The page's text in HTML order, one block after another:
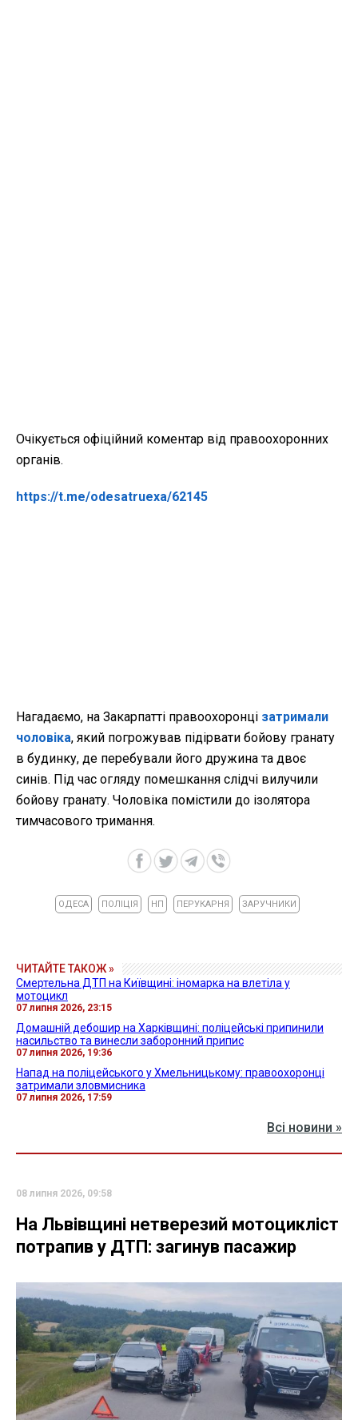
Очікується офіційний коментар від правоохоронних
органів.
https://t.me/odesatruexa/62145
Нагадаємо, на Закарпатті правоохоронці затримали
чоловіка, який погрожував підірвати бойову гранату
в будинку, де перебували його дружина та двоє
синів. Під час огляду помешкання слідчі вилучили
бойову гранату. Чоловіка помістили до ізолятора
тимчасового тримання.
ОДЕСА ПОЛІЦІЯ НП ПЕРУКАРНЯ ЗАРУЧНИКИ
ЧИТАЙТЕ ТАКОЖ »
Смертельна ДТП на Київщині: іномарка на влетіла у
мотоцикл
07 липня 2026, 23:15
Домашній дебошир на Харківщині: поліцейські припинили
насильство та винесли заборонний припис
07 липня 2026, 19:36
Напад на поліцейського у Хмельницькому: правоохоронці
затримали зловмисника
07 липня 2026, 17:59
Всі новини »
08 липня 2026, 09:58
На Львівщині нетверезий мотоцикліст
потрапив у ДТП: загинув пасажир